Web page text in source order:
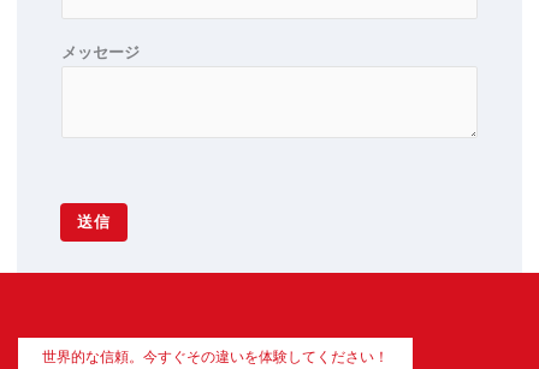
メッセージ
送信
世界的な信頼。今すぐその違いを体験してください！